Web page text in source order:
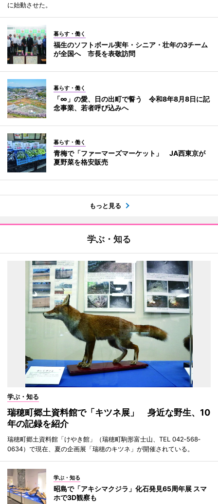
に始動させた。
暮らす・働く
福生のソフトボール実年・シニア・壮年の3チーム
が全国へ 市長を表敬訪問
暮らす・働く
「∞」の愛、日の出町で誓う 令和8年8月8日に記
念事業、若者呼び込みへ
暮らす・働く
青梅で「ファーマーズマーケット」 JA西東京が
夏野菜を格安販売
もっと見る
学ぶ・知る
学ぶ・知る
瑞穂町郷土資料館で「キツネ展」 身近な野生、10
年の記録を紹介
瑞穂町郷土資料館「けやき館」（瑞穂町駒形富士山、TEL 042‐568‐
0634）で現在、夏の企画展「瑞穂のキツネ」が開催されている。
学ぶ・知る
昭島で「アキシマクジラ」化石発見65周年展 スマ
ホで3D観察も